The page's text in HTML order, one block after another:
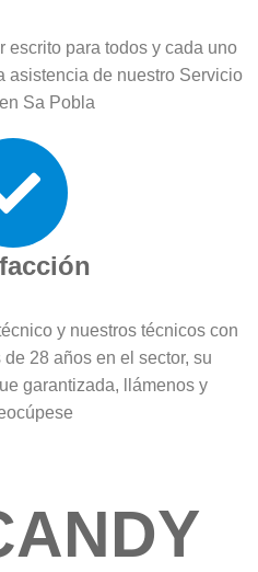
escrito para todos y cada uno
asistencia de nuestro Servicio
Sa Pobla
y nuestros técnicos con
28 años en el sector, su
garantizada, llámenos y